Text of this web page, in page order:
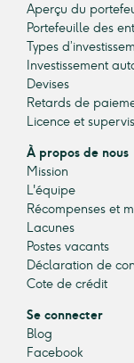
Aperçu du
Portefeuille des
Types
Investissement
Devises
Retards de
Licence et
À propos de nous
Mission
L'équipe
Récompenses et
Lacunes
Postes vacants
Déclaration de
Cote de crédit
Se connecter
Blog
Facebook